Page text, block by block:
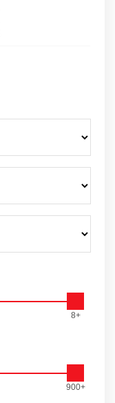
8+
900+